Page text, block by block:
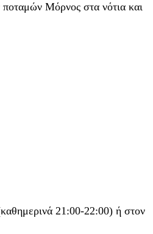
Μόρνος στα νότια και
21:00-22:00) ή στον